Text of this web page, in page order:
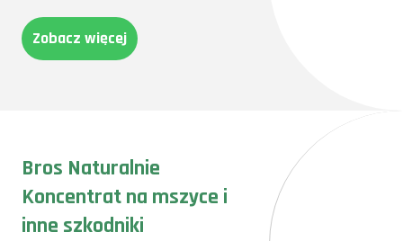
Zobacz więcej
Bros Naturalnie
Koncentrat na mszyce i
inne szkodniki